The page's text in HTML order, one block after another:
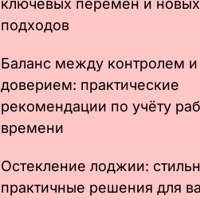
ключевых перемен и новых
подходов
Баланс между контролем и
доверием: практические
рекомендации по учёту
времени
Остекление лоджии:
практичные решения для